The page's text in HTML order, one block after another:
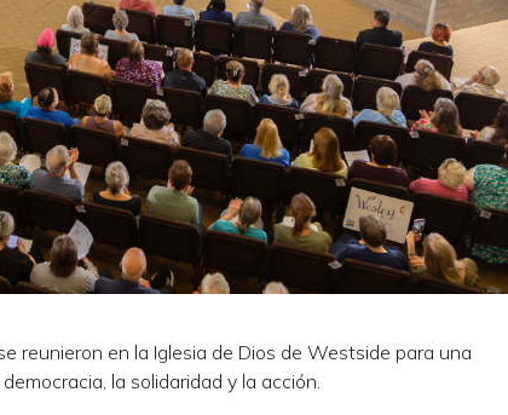
reunieron en la Iglesia de Dios de Westside para una
la solidaridad y la acción.